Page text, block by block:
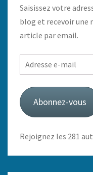
Saisissez votre
blog et recevoir une
article par email.
Adresse
e-
mail
Abonnez-vous
Rejoignez les 281